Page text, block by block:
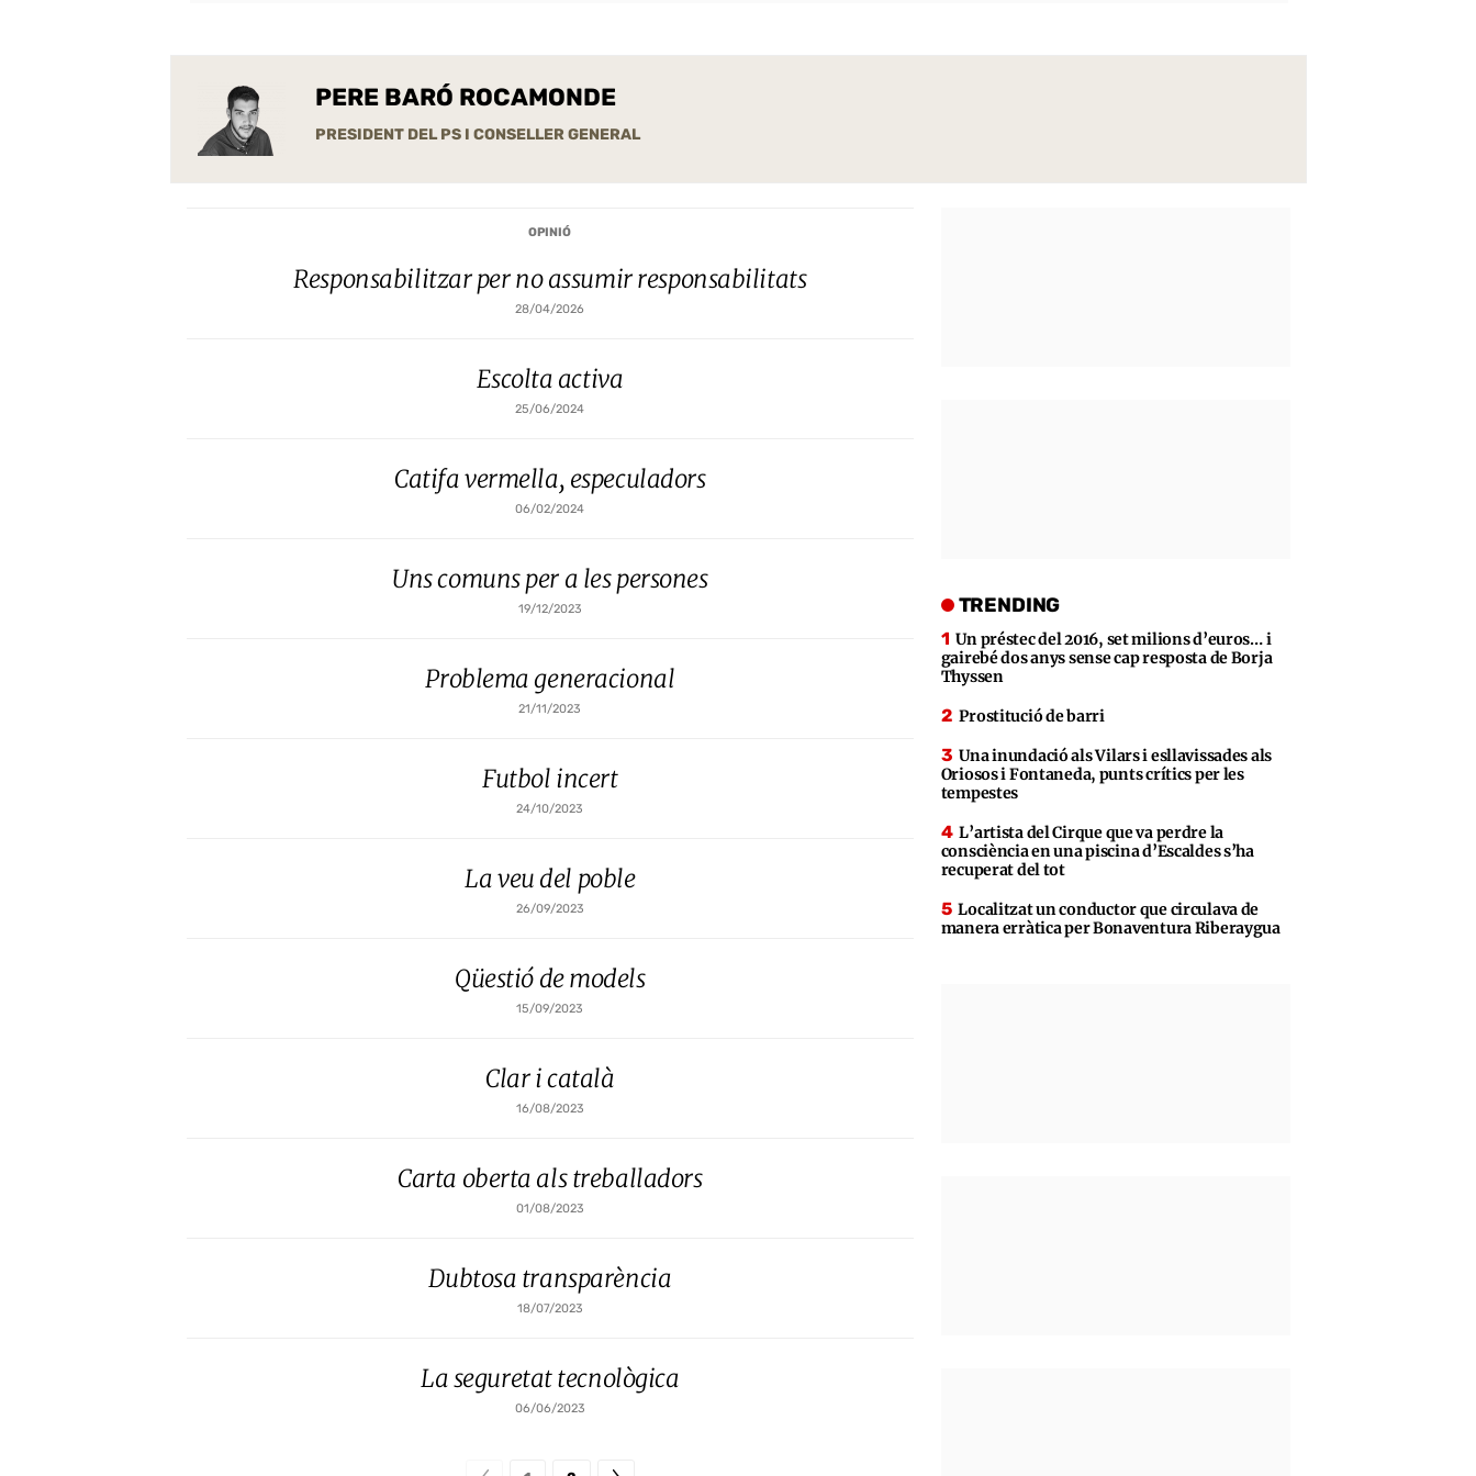
PERE BARÓ ROCAMONDE
PRESIDENT DEL PS I CONSELLER GENERAL
OPINIÓ
Responsabilitzar per no assumir responsabilitats
28/04/2026
Escolta activa
25/06/2024
Catifa vermella, especuladors
06/02/2024
Uns comuns per a les persones
19/12/2023
Problema generacional
21/11/2023
Futbol incert
24/10/2023
La veu del poble
26/09/2023
Qüestió de models
15/09/2023
Clar i català
16/08/2023
Carta oberta als treballadors
01/08/2023
Dubtosa transparència
18/07/2023
La seguretat tecnològica
06/06/2023
TRENDING
Un préstec del 2016, set milions d’euros… i
gairebé dos anys sense cap resposta de Borja
Thyssen
Prostitució de barri
Una inundació als Vilars i esllavissades als
Oriosos i Fontaneda, punts crítics per les
tempestes
L’artista del Cirque que va perdre la
consciència en una piscina d’Escaldes s’ha
recuperat del tot
Localitzat un conductor que circulava de
manera erràtica per Bonaventura Riberaygua